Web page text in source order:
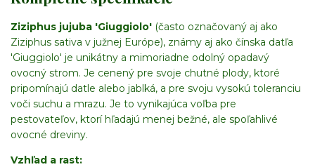
Ziziphus jujuba 'Giuggiolo' (často označovaný aj ako
Ziziphus sativa v južnej Európe), známy aj ako čínska datľa
'Giuggiolo' je unikátny a mimoriadne odolný opadavý
ovocný strom. Je cenený pre svoje chutné plody, ktoré
pripomínajú datle alebo jablká, a pre svoju vysokú toleranciu
voči suchu a mrazu. Je to vynikajúca voľba pre
pestovateľov, ktorí hľadajú menej bežné, ale spoľahlivé
ovocné dreviny.
Vzhľad a rast: